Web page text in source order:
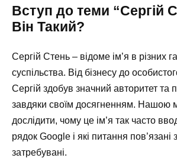
Вступ до теми “Сергій
Він Такий?
Сергій Стень – відоме ім’я в різних
суспільства. Від бізнесу до
Сергій здобув значний авторитет та
завдяки своїм досягненням. Нашою
дослідити, чому це ім’я так часто
рядок Google і які питання
затребувані.